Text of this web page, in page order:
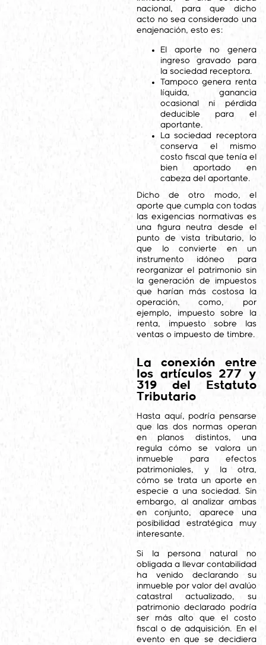
nacional, para que dicho
acto no sea considerado una
enajenación, esto es:
El aporte no genera
ingreso gravado para
la sociedad receptora.
Tampoco genera renta
líquida, ganancia
ocasional ni pérdida
deducible para el
aportante.
La sociedad receptora
conserva el mismo
costo fiscal que tenía el
bien aportado en
cabeza del aportante.
Dicho de otro modo, el
aporte que cumpla con todas
las exigencias normativas es
una figura neutra desde el
punto de vista tributario, lo
que lo convierte en un
instrumento idóneo para
reorganizar el patrimonio sin
la generación de impuestos
que harían más costosa la
operación, como, por
ejemplo, impuesto sobre la
renta, impuesto sobre las
ventas o impuesto de timbre.
La conexión entre
los artículos 277 y
319 del Estatuto
Tributario
Hasta aquí, podría pensarse
que las dos normas operan
en planos distintos, una
regula cómo se valora un
inmueble para efectos
patrimoniales, y la otra,
cómo se trata un aporte en
especie a una sociedad. Sin
embargo, al analizar ambas
en conjunto, aparece una
posibilidad estratégica muy
interesante.
Si la persona natural no
obligada a llevar contabilidad
ha venido declarando su
inmueble por valor del avalúo
catastral actualizado, su
patrimonio declarado podría
ser más alto que el costo
fiscal o de adquisición. En el
evento en que se decidiera